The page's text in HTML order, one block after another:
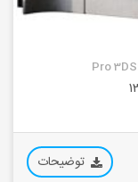
Pro
توضیحات